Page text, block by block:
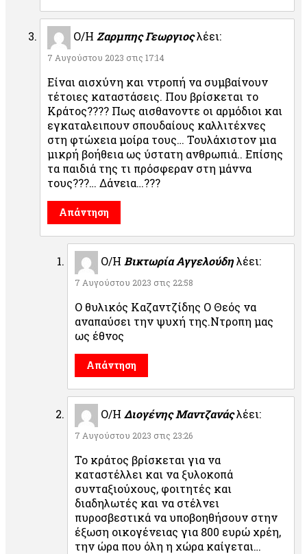
Ο/Η Ζαρμπης Γεωργιοςλέει:
7 Αυγούστου 2023 στις 17:14
Είναι αισχύνη και ντροπή να συμβαίνουν
τέτοιες καταστάσεις. Που βρίσκεται το
Κράτος???? Πως αισθανοντε οι αρμόδιοι και
εγκαταλειπουν σπουδαίους καλλιτέχνες
στη φτώχεια μοίρα τους… Τουλάχιστον μια
μικρή βοήθεια ως ύστατη ανθρωπιά.. Επίσης
τα παιδιά της τι πρόσφεραν στη μάννα
τους???… Δάνεια…???
Απάντηση
Ο/Η Βικτωρία Αγγελούδηλέει:
7 Αυγούστου 2023 στις 22:58
Ο θυλικός Καζαντζίδης Ο Θεός να
αναπαύσει την ψυχή της.Ντροπη μας
ως έθνος
Απάντηση
Ο/Η Διογένης Μαντζανάςλέει:
7 Αυγούστου 2023 στις 23:26
Το κράτος βρίσκεται για να
καταστέλλει και να ξυλοκοπά
συνταξιούχους, φοιτητές και
διαδηλωτές και να στέλνει
πυροσβεστικά να υποβοηθήσουν στην
έξωση οικογένειας για 800 ευρώ χρέη,
την ώρα που όλη η χώρα καίγεται…